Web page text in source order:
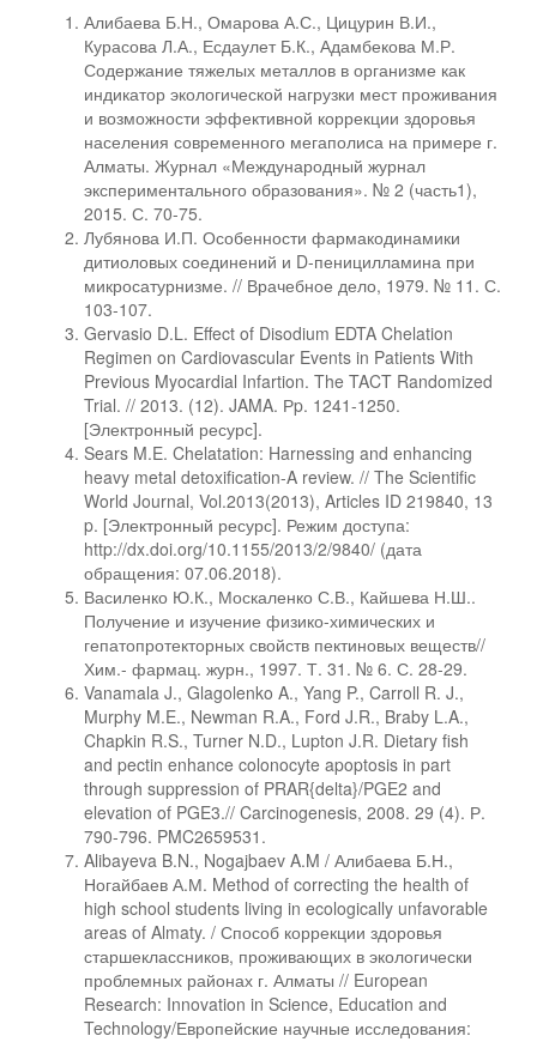
Алибаева Б.Н., Омарова А.С., Цицурин В.И.,
Курасова Л.А., Есдаулет Б.К., Адамбекова М.Р.
Содержание тяжелых металлов в организме как
индикатор экологической нагрузки мест проживания
и возможности эффективной коррекции здоровья
населения современного мегаполиса на примере г.
Алматы. Журнал «Международный журнал
экспериментального образования». № 2 (часть1),
2015. С. 70-75.
Лубянова И.П. Особенности фармакодинамики
дитиоловых соединений и D-пеницилламина при
микросатурнизме. // Врачебное дело, 1979. № 11. С.
103-107.
Gervasio D.L. Effect of Disodium EDTA Chelation
Regimen on Cardiovascular Events in Patients With
Previous Myocardial Infartion. The TACT Randomized
Trial. // 2013. (12). JAMA. Рp. 1241-1250.
[Электронный ресурс].
Sears M.E. Chelatation: Harnessing and enhancing
heavy metal detoxification-A review. // The Scientific
World Journal, Vol.2013(2013), Articles ID 219840, 13
p. [Электронный ресурс]. Режим доступа:
http://dx.doi.org/10.1155/2013/2/9840/ (дата
обращения: 07.06.2018).
Василенко Ю.К., Москаленко С.В., Кайшева Н.Ш..
Получение и изучение физико-химических и
гепатопротекторных свойств пектиновых веществ//
Хим.- фармац. журн., 1997. Т. 31. № 6. С. 28-29.
Vanamala J., Glagolenko A., Yang P., Carroll R. J.,
Murphy M.E., Newman R.A., Ford J.R., Braby L.A.,
Chapkin R.S., Turner N.D., Lupton J.R. Dietary fish
and pectin enhance colonocyte apoptosis in part
through suppression of PRAR{delta}/PGE2 and
elevation of PGE3.// Carcinogenesis, 2008. 29 (4). Р.
790-796. PMC2659531.
Alibayeva B.N., Nogajbaev A.M / Алибаева Б.Н.,
Ногайбаев А.М. Method of correcting the health of
high school students living in ecologically unfavorable
areas of Almaty. / Способ коррекции здоровья
старшеклассников, проживающих в экологически
проблемных районах г. Алматы // European
Research: Innovation in Science, Education and
Technology/Европейские научные исследования: